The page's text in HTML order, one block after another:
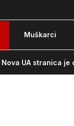
Plaćanje
Muškarci
Nova UA stranica je